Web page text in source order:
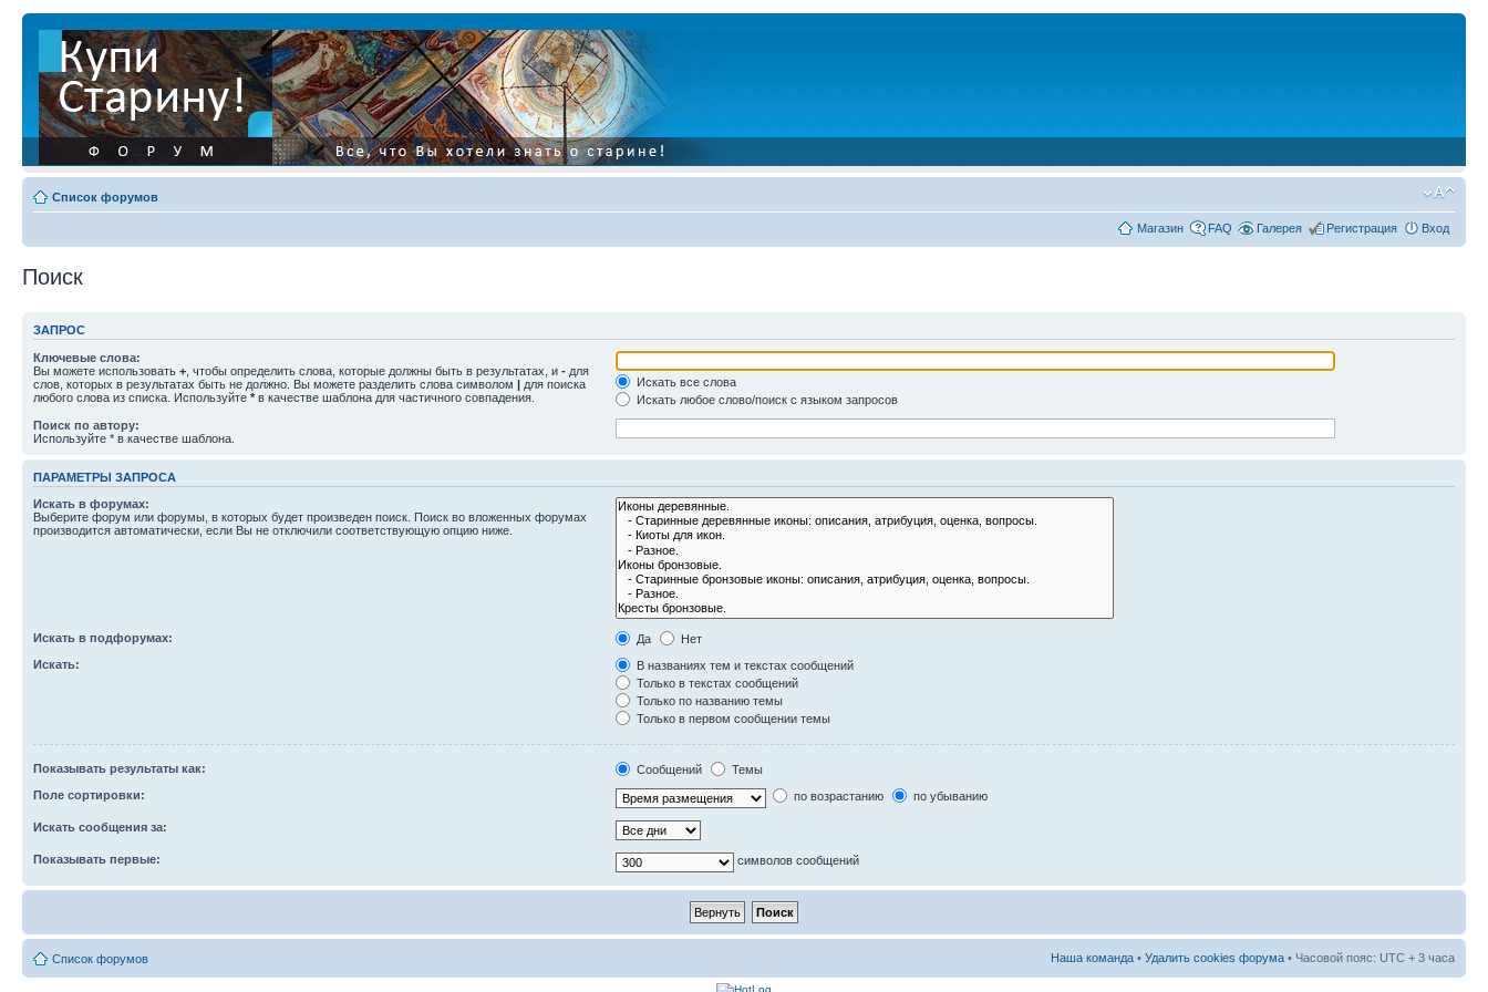
Список форумов
Магазин FAQ Галерея Регистрация Вход
Поиск
ЗАПРОС
Ключевые слова:
Вы можете использовать + , чтобы определить слова, которые должны быть в результатах, и - для
слов, которых в результатах быть не должно. Вы можете разделить слова символом | для поиска
любого слова из списка. Используйте * в качестве шаблона для частичного совпадения.
Искать все слова
Искать любое слово/поиск с языком запросов
Поиск по автору:
Используйте * в качестве шаблона.
ПАРАМЕТРЫ ЗАПРОСА
Искать в форумах:
Выберите форум или форумы, в которых будет произведен поиск. Поиск во вложенных форумах
производится автоматически, если Вы не отключили соответствующую опцию ниже.
Искать в подфорумах: Да
Нет
Искать:
В названиях тем и текстах сообщений
Только в текстах сообщений
Только по названию темы
Только в первом сообщении темы
Показывать результаты как: Сообщений
Темы
Поле сортировки:
по возрастанию по убыванию
Искать сообщения за:
Показывать первые: символов сообщений
Список форумов Наша команда • Удалить cookies форума • Часовой пояс: UTC + 3 часа